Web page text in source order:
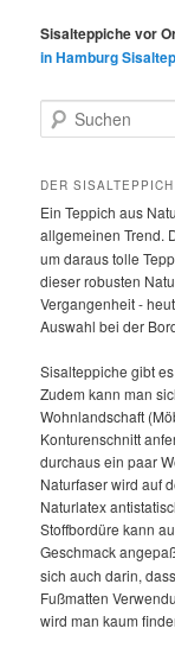
Sisalteppiche vor
in Hamburg
u
h
n
DER
Ein Teppich aus
allgemeinen Trend.
um daraus tolle
dieser robusten
Vergangenheit -
Auswahl bei der
Sisalteppiche gibt
Zudem kann man
Wohnlandschaft
Konturenschnitt
durchaus ein paar
Naturfaser wird auf
Naturlatex
Stoffbordüre kann
Geschmack
sich auch darin,
Fußmatten
wird man kaum